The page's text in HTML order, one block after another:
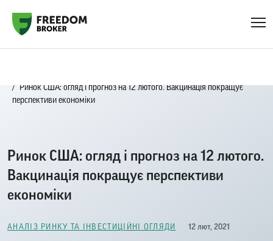
Ринок США: огляд і прогноз на 12 лютого. Вакцинація покращує
перспективи економіки
Ринок США: огляд і прогноз на 12 лютого.
Вакцинація покращує перспективи
економіки
АНАЛІЗ РИНКУ ТА ІНВЕСТИЦІЙНІ ОГЛЯДИ 12 лют, 2021